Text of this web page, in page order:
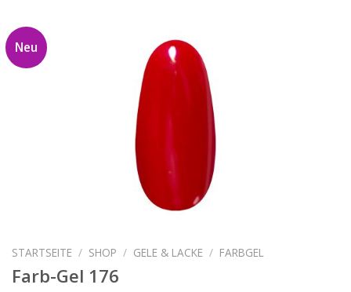
Neu
STARTSEITE / SHOP / GELE & LACKE / FARBGEL
Farb-Gel 176